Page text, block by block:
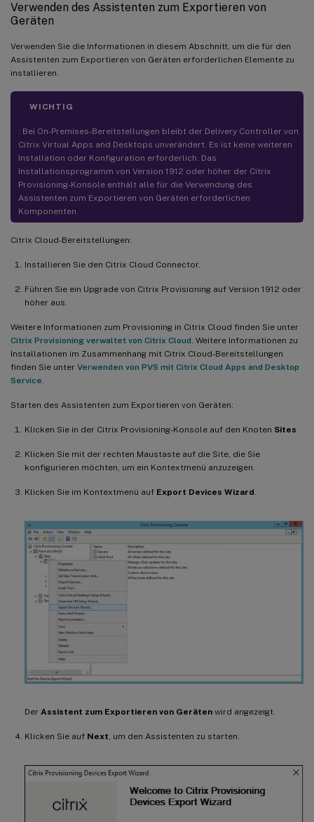
Verwenden des Assistenten zum Exportieren von
Geräten
Verwenden Sie die Informationen in diesem Abschnitt, um die für den
Assistenten zum Exportieren von Geräten erforderlichen Elemente zu
installieren.
WICHTIG
: Bei On-Premises-Bereitstellungen bleibt der Delivery Controller von
Citrix Virtual Apps and Desktops unverändert. Es ist keine weiteren
Installation oder Konfiguration erforderlich. Das
Installationsprogramm von Version 1912 oder höher der Citrix
Provisioning-Konsole enthält alle für die Verwendung des
Assistenten zum Exportieren von Geräten erforderlichen
Komponenten.
Citrix Cloud-Bereitstellungen:
Installieren Sie den Citrix Cloud Connector.
Führen Sie ein Upgrade von Citrix Provisioning auf Version 1912 oder
höher aus.
Weitere Informationen zum Provisioning in Citrix Cloud finden Sie unter
Citrix Provisioning verwaltet von Citrix Cloud. Weitere Informationen zu
Installationen im Zusammenhang mit Citrix Cloud-Bereitstellungen
finden Sie unter Verwenden von PVS mit Citrix Cloud Apps and Desktop
Service.
Starten des Assistenten zum Exportieren von Geräten:
Klicken Sie in der Citrix Provisioning-Konsole auf den Knoten Sites.
Klicken Sie mit der rechten Maustaste auf die Site, die Sie
konfigurieren möchten, um ein Kontextmenü anzuzeigen.
Klicken Sie im Kontextmenü auf Export Devices Wizard.
Der Assistent zum Exportieren von Geräten wird angezeigt.
Klicken Sie auf Next , um den Assistenten zu starten.